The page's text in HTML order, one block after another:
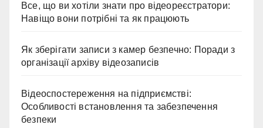
Все, що ви хотіли знати про відеореєстратори:
Навіщо вони потрібні та як працюють
Як зберігати записи з камер безпечно: Поради з
організації архіву відеозаписів
Відеоспостереження на підприємстві:
Особливості встановлення та забезпечення
безпеки